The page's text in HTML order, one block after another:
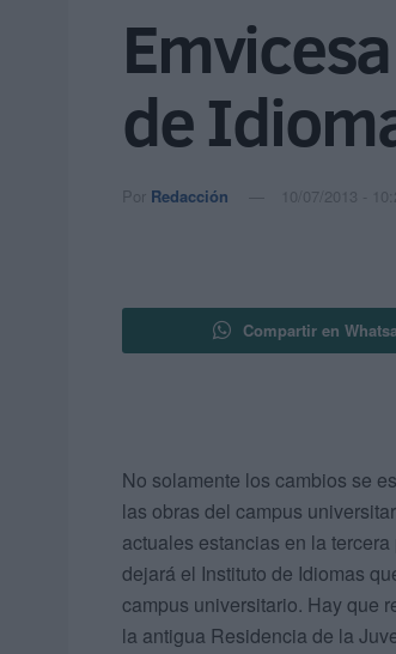
de
Por Redacción 10/07/2013 -
Compartir en
No solamente los cambios se
las obras del campus
actuales estancias en la
dejará el Instituto de Idiomas
campus universitario. Hay que
la antigua Residencia de la